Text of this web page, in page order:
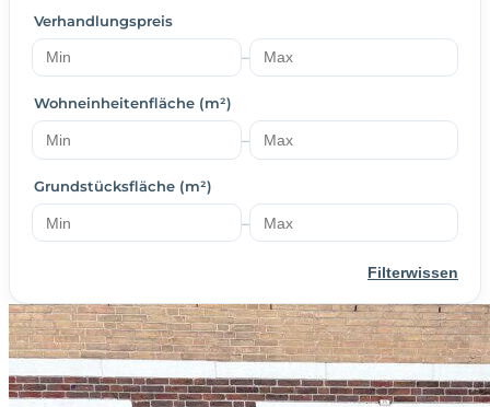
Verhandlungspreis
–
Wohneinheitenfläche (m²)
–
Grundstücksfläche (m²)
–
Filterwissen